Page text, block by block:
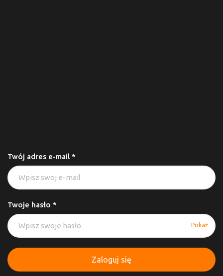
Twój adres e-mail *
Twoje hasło *
Pokaż
Zaloguj się